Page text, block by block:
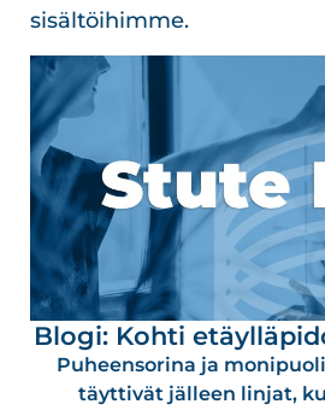
sisältöihimme.
Blogi: Kohti
Puheensorina ja
täyttivät jälleen linjat,